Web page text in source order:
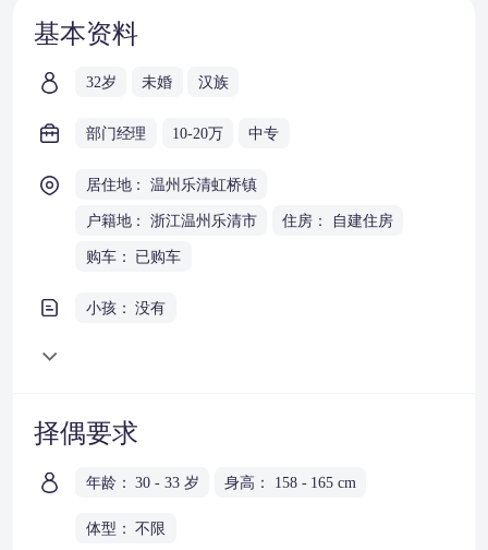
基本资料
32岁 未婚 汉族
部门经理 10-20万 中专
居住地： 温州乐清虹桥镇
户籍地： 浙江温州乐清市 住房： 自建住房
购车： 已购车
小孩： 没有
择偶要求
年龄： 30 - 33 岁 身高： 158 - 165 cm
体型： 不限